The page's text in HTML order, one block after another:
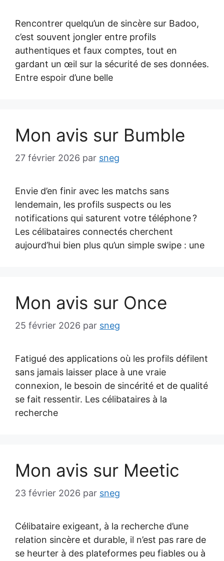
Rencontrer quelqu’un de sincère sur Badoo,
c’est souvent jongler entre profils
authentiques et faux comptes, tout en
gardant un œil sur la sécurité de ses données.
Entre espoir d’une belle
Mon avis sur Bumble
27 février 2026 par sneg
Envie d’en finir avec les matchs sans
lendemain, les profils suspects ou les
notifications qui saturent votre téléphone ?
Les célibataires connectés cherchent
aujourd’hui bien plus qu’un simple swipe : une
Mon avis sur Once
25 février 2026 par sneg
Fatigué des applications où les profils défilent
sans jamais laisser place à une vraie
connexion, le besoin de sincérité et de qualité
se fait ressentir. Les célibataires à la
recherche
Mon avis sur Meetic
23 février 2026 par sneg
Célibataire exigeant, à la recherche d’une
relation sincère et durable, il n’est pas rare de
se heurter à des plateformes peu fiables ou à